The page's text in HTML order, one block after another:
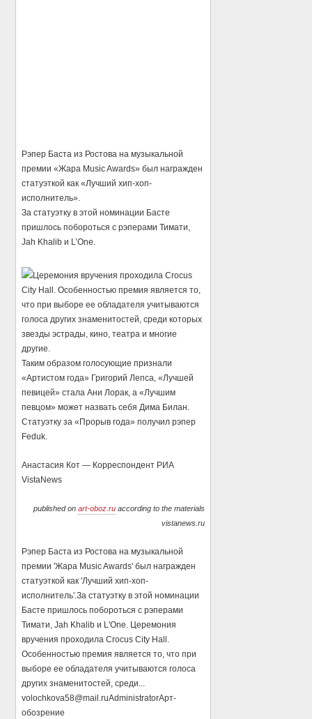
Рэпер Баста из Ростова на музыкальной
премии «Жара Music Awards» был награжден
статуэткой как «Лучший хип-хоп-
исполнитель».
За статуэтку в этой номинации Басте
пришлось побороться с рэперами Тимати,
Jah Khalib и L’One.
Церемония вручения проходила Crocus
City Hall. Особенностью премия является то,
что при выборе ее обладателя учитываются
голоса других знаменитостей, среди которых
звезды эстрады, кино, театра и многие
другие.
Таким образом голосующие признали
«Артистом года» Григорий Лепса, «Лучшей
певицей» стала Ани Лорак, а «Лучшим
певцом» может назвать себя Дима Билан.
Статуэтку за «Прорыв года» получил рэпер
Feduk.
Анастасия Кот — Корреспондент РИА
VistaNews
published on art-oboz.ruaccording to the materials
vistanews.ru
Рэпер Баста из Ростова на музыкальной
премии 'Жара Music Awards' был награжден
статуэткой как 'Лучший хип-хоп-
исполнитель'.За статуэтку в этой номинации
Басте пришлось побороться с рэперами
Тимати, Jah Khalib и L'One. Церемония
вручения проходила Crocus City Hall.
Особенностью премия является то, что при
выборе ее обладателя учитываются голоса
других знаменитостей, среди...
volochkova58@mail.ruAdministratorАрт-
обозрение